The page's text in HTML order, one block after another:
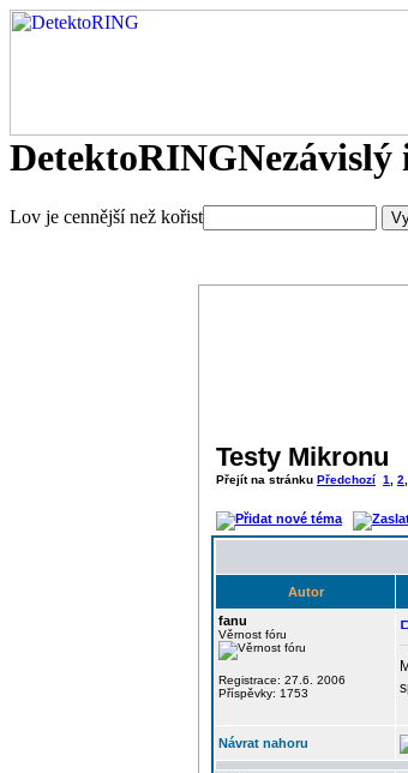
DetektoRINGNezávislý
Lov je cennější než kořist
Testy Mikronu
Přejít na stránku Předchozí 1 2
Autor
fanu
Věrnost fóru
Registrace: 27.6. 2006
Příspěvky: 1753
Návrat nahoru